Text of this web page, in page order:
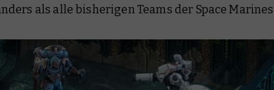
als alle bisherigen Teams der Space